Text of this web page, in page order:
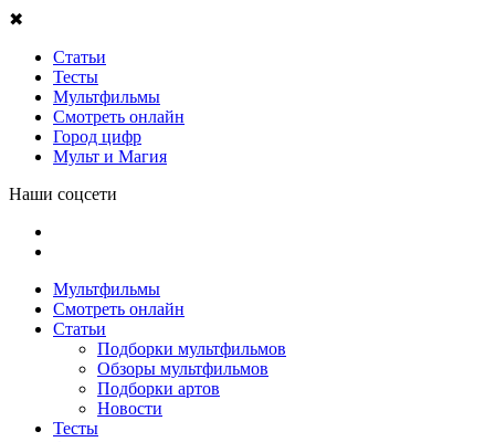
✖
Статьи
Тесты
Мультфильмы
Смотреть онлайн
Город цифр
Мульт и Магия
Наши соцсети
Мультфильмы
Смотреть онлайн
Статьи
Подборки мультфильмов
Обзоры мультфильмов
Подборки артов
Новости
Тесты